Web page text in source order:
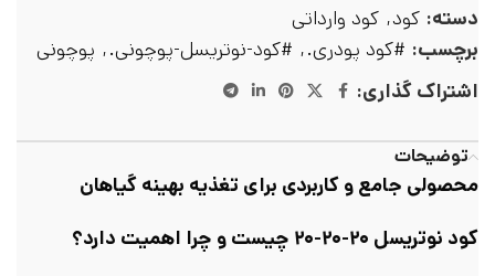
دسته: کود, کود وارداتی
برچسب: #کود پودری., #کود-نوتریسل-پوچونی., پوچونی
اشتراک گذاری:
توضیحات
محصولی جامع و کاربردی برای تغذیه بهینه گیاهان
کود نوتریسل ۲۰-۲۰-۲۰ چیست و چرا اهمیت دارد؟